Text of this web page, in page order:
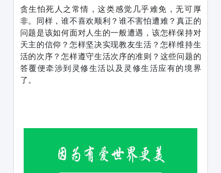
贪生怕死人之常情，这类感觉几乎难免，无可厚
非。同样，谁不喜欢顺利？谁不害怕遭难？真正的
问题是该如何面对人生的一般遭遇，该怎样保持对
天主的信仰？怎样坚决实现教友生活？怎样维持生
活的次序？怎样遵守生活次序的准则？这些问题的
答覆便牵涉到灵修生活以及灵修生活应有的境界
了。